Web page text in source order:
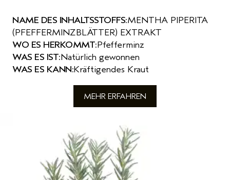
NAME DES INHALTSSTOFFS:MENTHA PIPERITA
(PFEFFERMINZBLÄTTER) EXTRAKT
WO ES HERKOMMT:Pfefferminz
WAS ES IST:Natürlich gewonnen
WAS ES KANN:Kräftigendes Kraut
MEHR ERFAHREN